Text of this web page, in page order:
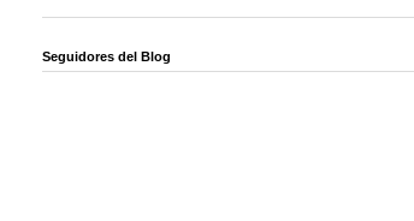
Seguidores del Blog